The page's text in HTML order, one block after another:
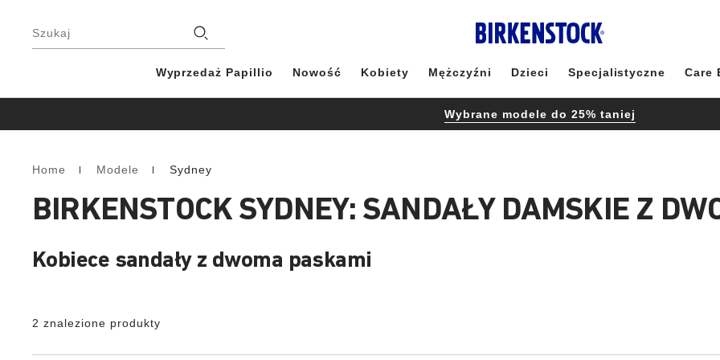
Szukaj
Wyprzedaż Papillio Nowość Kobiety Mężczyźni Dzieci Specjalistyczne Care
Wybrane modele do 25% taniej
Homepage
Home Modele Sydney
BIRKENSTOCK SYDNEY: SANDAŁY DAMSKIE Z
Kobiece sandały z dwoma paskami
2 znalezione produkty